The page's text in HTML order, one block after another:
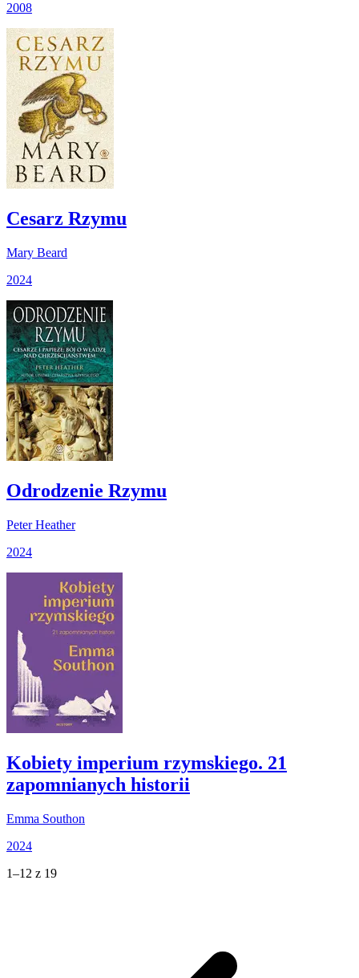
2008
Cesarz Rzymu
Mary Beard
2024
Odrodzenie Rzymu
Peter Heather
2024
Kobiety imperium rzymskiego. 21
zapomnianych historii
Emma Southon
2024
1–12 z 19